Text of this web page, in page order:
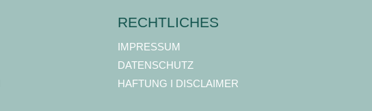
RECHTLICHES
IMPRESSUM
DATENSCHUTZ
HAFTUNG I DISCLAIMER